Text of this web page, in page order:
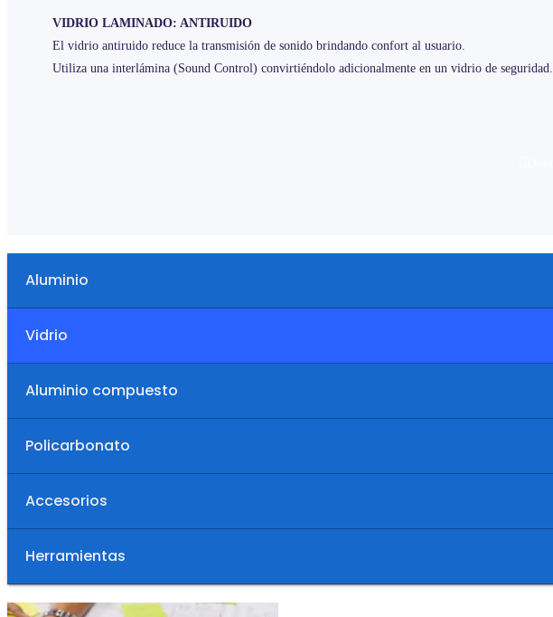
VIDRIO LAMINADO: ANTIRUIDO
El vidrio antiruido reduce la transmisión de sonido brindando confort al usuario.
Utiliza una interlámina (Sound Control) convirtiéndolo adicionalmente en un vidrio de seguridad.
Aluminio
Vidrio
Aluminio compuesto
Policarbonato
Accesorios
Herramientas